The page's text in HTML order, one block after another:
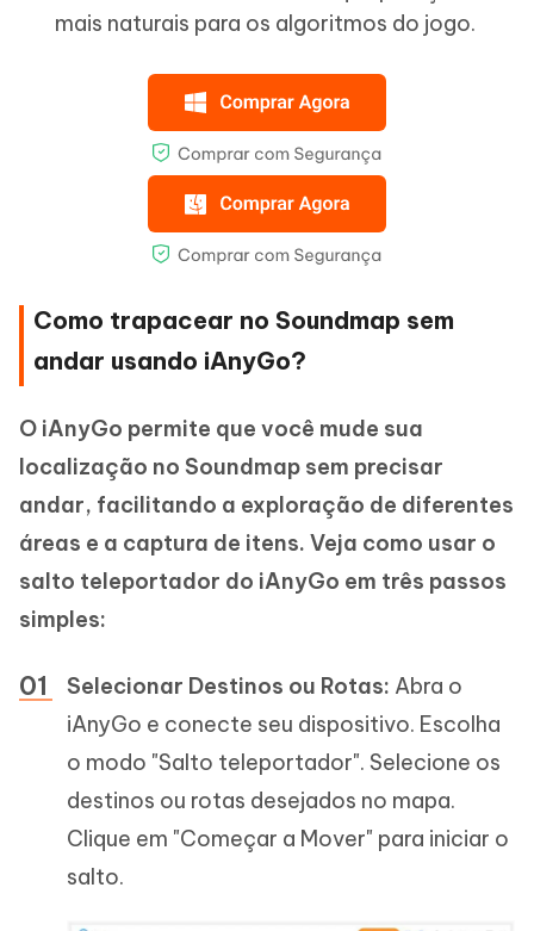
mais naturais para os algoritmos do jogo.
Como trapacear no Soundmap sem
andar usando iAnyGo?
O iAnyGo permite que você mude sua
localização no Soundmap sem precisar
andar, facilitando a exploração de diferentes
áreas e a captura de itens. Veja como usar o
salto teleportador do iAnyGo em três passos
simples:
Selecionar Destinos ou Rotas: Abra o
iAnyGo e conecte seu dispositivo. Escolha
o modo "Salto teleportador". Selecione os
destinos ou rotas desejados no mapa.
Clique em "Começar a Mover" para iniciar o
salto.